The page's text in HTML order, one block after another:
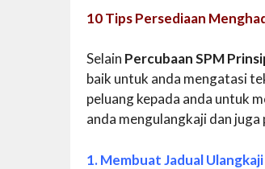
10 Tips Persediaan
Selain Percubaan SPM
baik untuk anda mengatasi
peluang kepada anda untuk
anda mengulangkaji dan
1. Membuat Jadual